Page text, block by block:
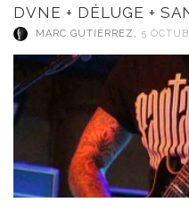
DVNE + DÉLUGE +
MARC GUTIÉRREZ , 5